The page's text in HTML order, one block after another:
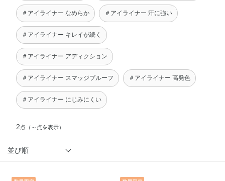
＃アイライナー なめらか ＃アイライナー 汗に強い
＃アイライナー キレイが続く
＃アイライナー アディクション
＃アイライナー スマッジプルーフ ＃アイライナー 高発色
＃アイライナー にじみにくい
2点 （～点を表示）
並び順